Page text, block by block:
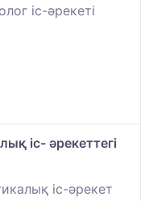
іс-әрекеті
іс- әрекеттегі
іс-әрекет